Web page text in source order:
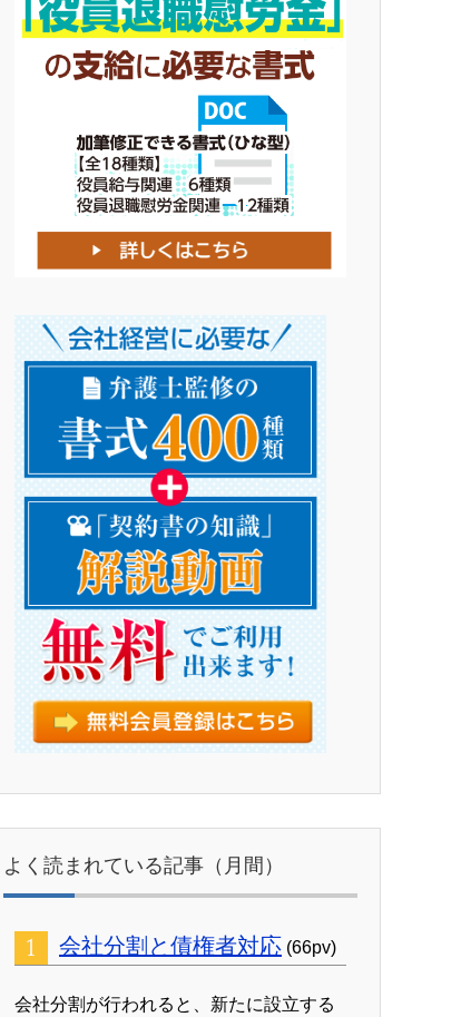
よく読まれている記事（月間）
会社分割と債権者対応 (66pv)
会社分割が行われると、新たに設立する